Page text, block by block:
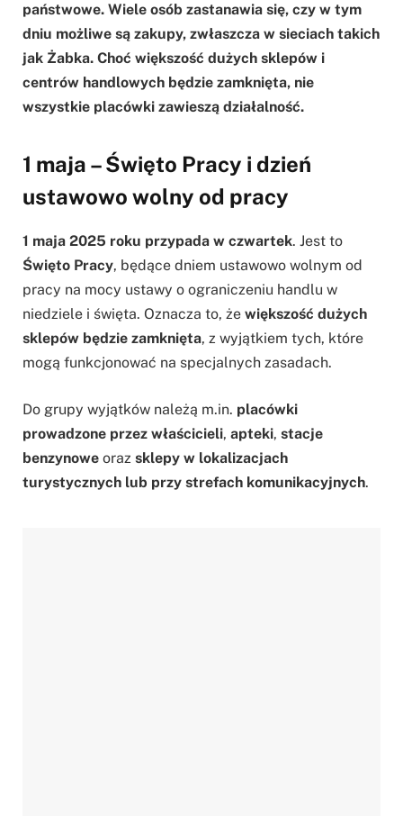
państwowe. Wiele osób zastanawia się, czy w tym
dniu możliwe są zakupy, zwłaszcza w sieciach takich
jak Żabka. Choć większość dużych sklepów i
centrów handlowych będzie zamknięta, nie
wszystkie placówki zawieszą działalność.
1 maja – Święto Pracy i dzień
ustawowo wolny od pracy
1 maja 2025 roku przypada w czwartek. Jest to
Święto Pracy, będące dniem ustawowo wolnym od
pracy na mocy ustawy o ograniczeniu handlu w
niedziele i święta. Oznacza to, że większość dużych
sklepów będzie zamknięta, z wyjątkiem tych, które
mogą funkcjonować na specjalnych zasadach.
Do grupy wyjątków należą m.in. placówki
prowadzone przez właścicieli, apteki, stacje
benzynowe oraz sklepy w lokalizacjach
turystycznych lub przy strefach komunikacyjnych.